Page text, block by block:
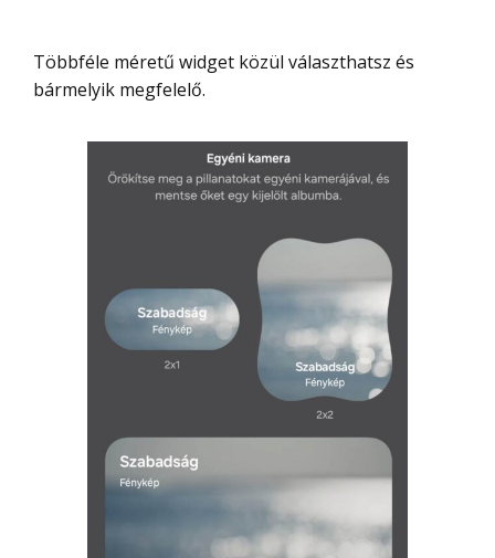
Többféle méretű widget közül választhatsz és
bármelyik megfelelő.